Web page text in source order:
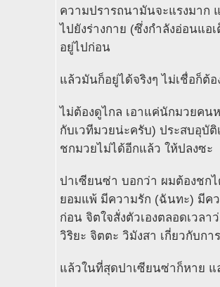
ความปรารถนามันจะแรงมาก
ไปยังร่างกาย (ซึ่งกำลังอ่อนแอ
อยู่ไปก่อน
แล้วมันก็อยู่ได้จริงๆ ไม่เชื่อก็ต้
ไม่ต้องดูไกล เอาแค่นักมวยคน
กับเวทีมวยน่ะครับ) ประสบอุบั
ชกมวยไม่ได้อีกแล้ว ให้ปลงซะ
ปาเซียนซ่า บอกว่า ผมต้องชก
ยอมแพ้ มีความรัก (ฉันทะ) มีค
ก่อน จิตใจสั่งตัวเองตลอดเวล
วิริยะ จิตตะ วิมังสา เกี่ยวกับก
แล้วในที่สุดปาเซียนซ่าก็หาย